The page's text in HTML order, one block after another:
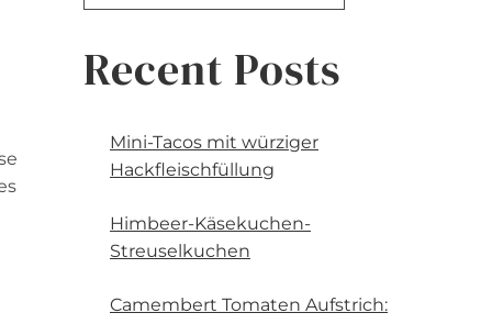
Recent Posts
Mini-Tacos mit würziger
Hackfleischfüllung
Himbeer-Käsekuchen-
Streuselkuchen
Camembert Tomaten Aufstrich: